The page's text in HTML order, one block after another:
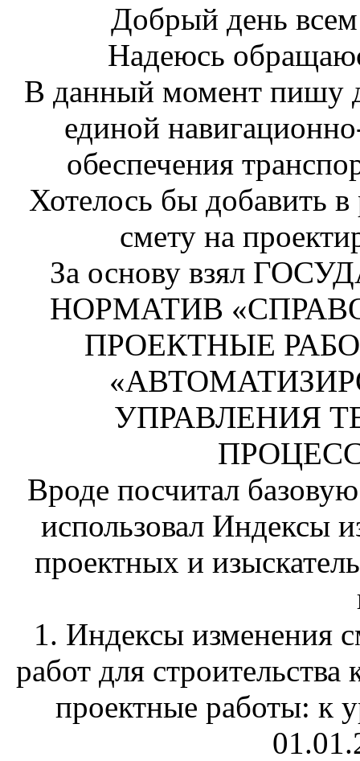
Добрый день
Надеюсь
В данный момент пишу
единой
обеспечения
Хотелось бы добавить
смету на
За основу взял
НОРМАТИВ
ПРОЕКТНЫЕ
УПРАВЛЕНИЯ
Вроде посчитал
использовал Индексы
проектных и
1. Индексы изменения
работ для
проектные работы: к